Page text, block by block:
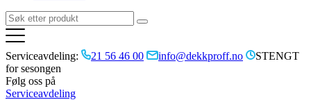
Serviceavdeling: 21 56 46 00 info@dekkproff.no
STENGT
for sesongen
Følg oss på
Serviceavdeling